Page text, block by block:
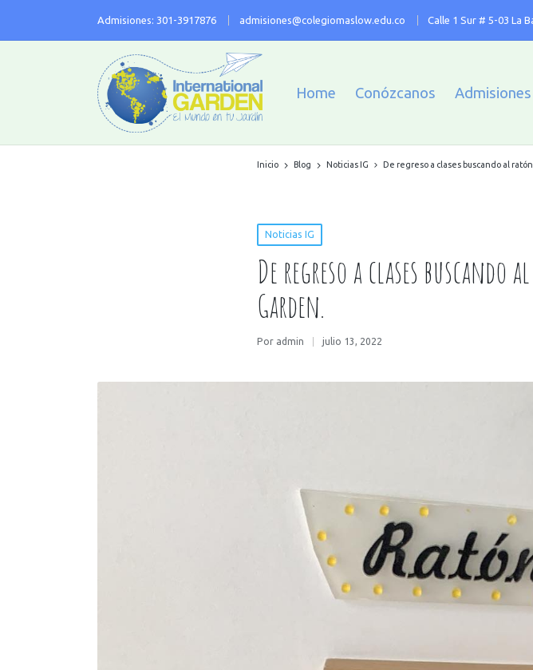
Admisiones: 301-3917876 admisiones@colegiomaslow.edu.co Calle 1 Sur # 5-03 La
Home Conózcanos Admisiones
Inicio Blog Noticias IG De regreso a clases buscando al
Noticias IG
De regreso a clases
Garden.
Por admin julio 13, 2022